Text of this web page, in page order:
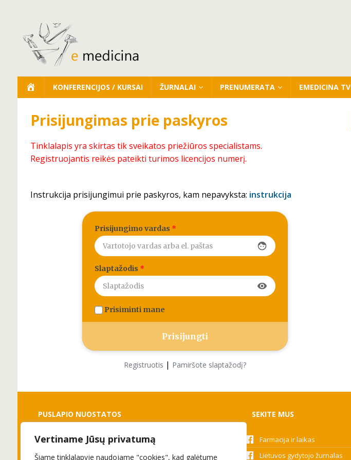
Vertiname Jūsų privatumą
Šiame tinklalapyje naudojame "cookies", kad galėtume
KONFERENCIJOS / KURSAI ŽURNALAI PRENUMERATA EMEDICINA TV
Prisijungimas prie paskyros
Tinklalapis yra skirtas tik sveikatos priežiūros specialistams.
Registruojantis reikės pateikti turimos licencijos numerį.
Instrukcija prisijungimui prie paskyros, kam nepavyksta: instrukcija
Prisijungimo vardas *
face
Slaptažodis *
visibility
Prisiminti mane
Registruotis | Pamiršote slaptažodį?
PUSLAPIO NUOSTATOS
Slapukai
Privatumo politika
SEKITE MUS
Farmacija ir laikas
Lietuvos gydytojo žurnalas